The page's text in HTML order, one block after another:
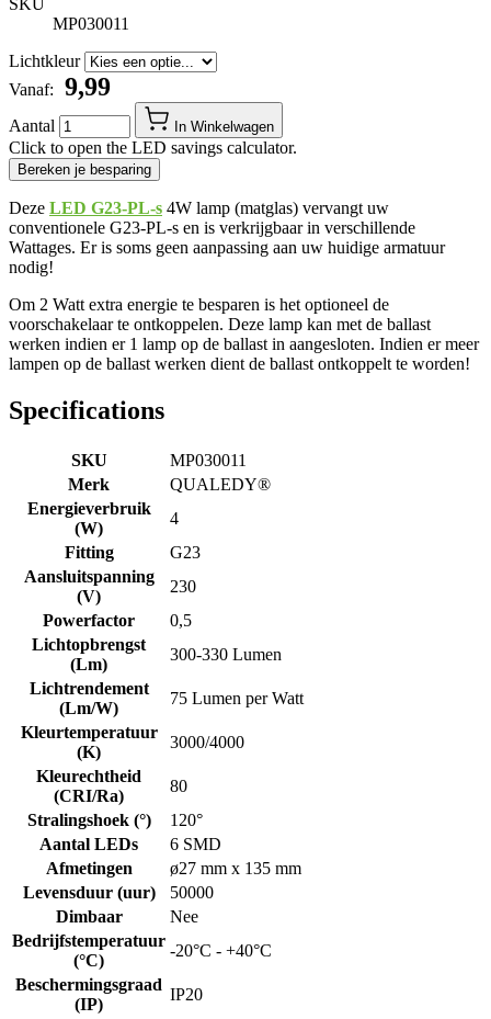
MP030011
Lichtkleur
Vanaf:
​ 9,99
Aantal In Winkelwagen
Click to open the LED savings calculator.
Bereken je besparing
Deze LED G23-PL-s 4W lamp (matglas) vervangt uw
conventionele G23-PL-s en is verkrijgbaar in verschillende
Wattages. Er is soms geen aanpassing aan uw huidige armatuur
nodig!
Om 2 Watt extra energie te besparen is het optioneel de
voorschakelaar te ontkoppelen. Deze lamp kan met de ballast
werken indien er 1 lamp op de ballast in aangesloten. Indien er meer
lampen op de ballast werken dient de ballast ontkoppelt te worden!
Specifications
SKU
MP030011
Merk
QUALEDY®
Energieverbruik
(W)
4
Fitting
G23
Aansluitspanning
(V)
230
Powerfactor
0,5
Lichtopbrengst
(Lm)
300-330 Lumen
Lichtrendement
(Lm/W)
75 Lumen per Watt
Kleurtemperatuur
(K)
3000/4000
Kleurechtheid
(CRI/Ra)
80
Stralingshoek (°)
120°
Aantal LEDs
6 SMD
Afmetingen
ø27 mm x 135 mm
Levensduur (uur)
50000
Dimbaar
Nee
Bedrijfstemperatuur
(°C)
-20°C - +40°C
Beschermingsgraad
(IP)
IP20